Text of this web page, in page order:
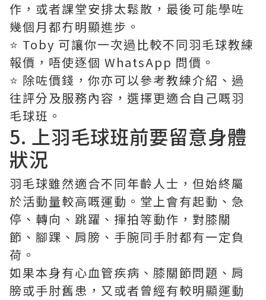
作，或者課堂安排太鬆散，最後可能學咗
幾個月都冇明顯進步。
⭐️ Toby 可讓你一次過比較不同羽毛球教練
報價，唔使逐個 WhatsApp 問價。
⭐️ 除咗價錢，你亦可以參考教練介紹、過
往評分及服務內容，選擇更適合自己嘅羽
毛球班。
5. 上羽毛球班前要留意身體
狀況
羽毛球雖然適合不同年齡人士，但始終屬
於活動量較高嘅運動。堂上會有起動、急
停、轉向、跳躍、揮拍等動作，對膝關
節、腳踝、肩膀、手腕同手肘都有一定負
荷。
如果本身有心血管疾病、膝關節問題、肩
膀或手肘舊患，又或者曾經有較明顯運動